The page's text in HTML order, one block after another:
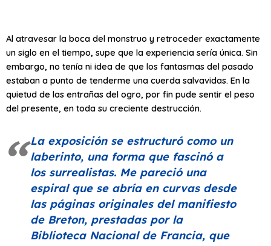
Al atravesar la boca del monstruo y retroceder exactamente
un siglo en el tiempo, supe que la experiencia sería única. Sin
embargo, no tenía ni idea de que los fantasmas del pasado
estaban a punto de tenderme una cuerda salvavidas. En la
quietud de las entrañas del ogro, por fin pude sentir el peso
del presente, en toda su creciente destrucción.
La exposición se estructuró como un
laberinto, una forma que fascinó a
los surrealistas. Me pareció una
espiral que se abría en curvas desde
las páginas originales del manifiesto
de Breton, prestadas por la
Biblioteca Nacional de Francia, que